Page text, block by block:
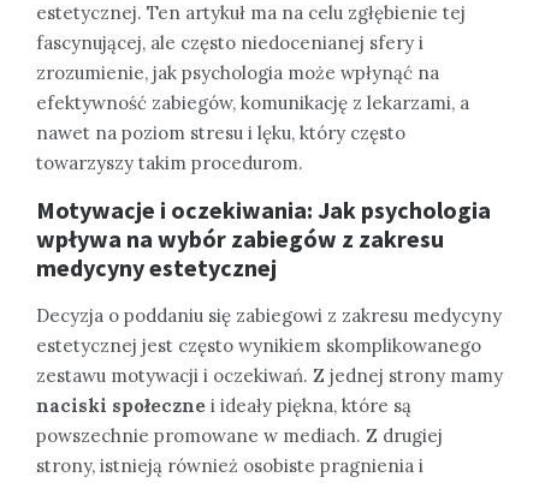
estetycznej. Ten artykuł ma na celu zgłębienie tej
fascynującej, ale często niedocenianej sfery i
zrozumienie, jak psychologia może wpłynąć na
efektywność zabiegów, komunikację z lekarzami, a
nawet na poziom stresu i lęku, który często
towarzyszy takim procedurom.
Motywacje i oczekiwania: Jak psychologia
wpływa na wybór zabiegów z zakresu
medycyny estetycznej
Decyzja o poddaniu się zabiegowi z zakresu medycyny
estetycznej jest często wynikiem skomplikowanego
zestawu motywacji i oczekiwań. Z jednej strony mamy
naciski społeczne i ideały piękna, które są
powszechnie promowane w mediach. Z drugiej
strony, istnieją również osobiste pragnienia i